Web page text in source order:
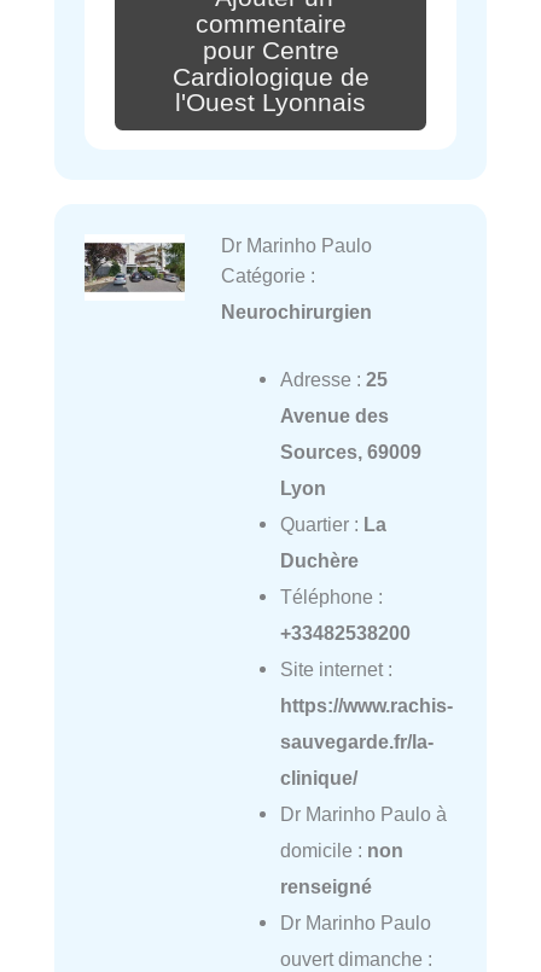
commentaire
pour Centre
Cardiologique de
l'Ouest Lyonnais
Dr Marinho Paulo
Catégorie :
Neurochirurgien
Adresse : 25
Avenue des
Sources, 69009
Lyon
Quartier : La
Duchère
Téléphone :
+33482538200
Site internet :
https://www.rachis-
sauvegarde.fr/la-
clinique/
Dr Marinho Paulo à
domicile : non
renseigné
Dr Marinho Paulo
ouvert dimanche :